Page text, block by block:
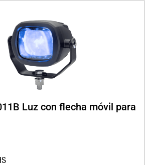
Luz con flecha móvil para